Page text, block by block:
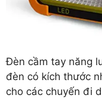
Đèn cầm tay năng
đèn có kích thước
cho các chuyến đi